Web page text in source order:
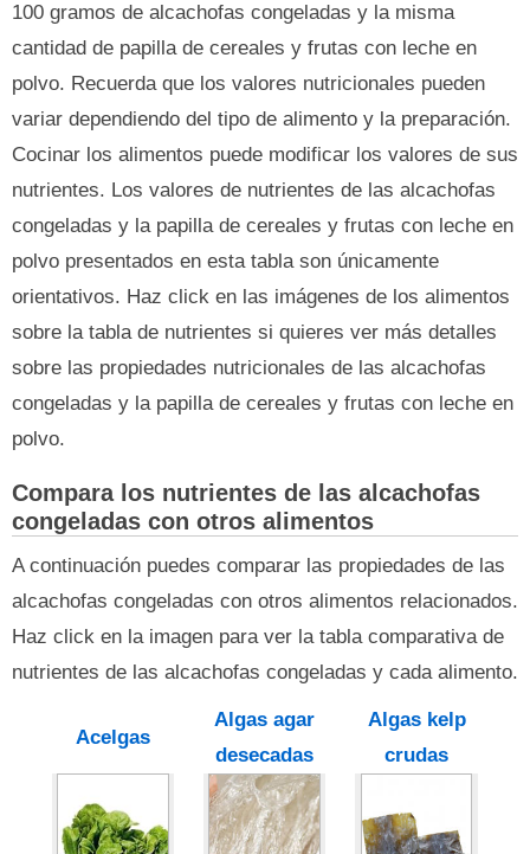
100 gramos de alcachofas congeladas y la misma
cantidad de papilla de cereales y frutas con leche en
polvo. Recuerda que los valores nutricionales pueden
variar dependiendo del tipo de alimento y la preparación.
Cocinar los alimentos puede modificar los valores de sus
nutrientes. Los valores de nutrientes de las alcachofas
congeladas y la papilla de cereales y frutas con leche en
polvo presentados en esta tabla son únicamente
orientativos. Haz click en las imágenes de los alimentos
sobre la tabla de nutrientes si quieres ver más detalles
sobre las propiedades nutricionales de las alcachofas
congeladas y la papilla de cereales y frutas con leche en
polvo.
Compara los nutrientes de las alcachofas
congeladas con otros alimentos
A continuación puedes comparar las propiedades de las
alcachofas congeladas con otros alimentos relacionados.
Haz click en la imagen para ver la tabla comparativa de
nutrientes de las alcachofas congeladas y cada alimento.
Acelgas
Algas agar
desecadas
Algas kelp
crudas